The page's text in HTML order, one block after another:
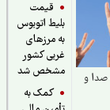
قیمت
بلیط اتوبوس
به مرزهای
غربی کشور
مشخص شد
کمک به